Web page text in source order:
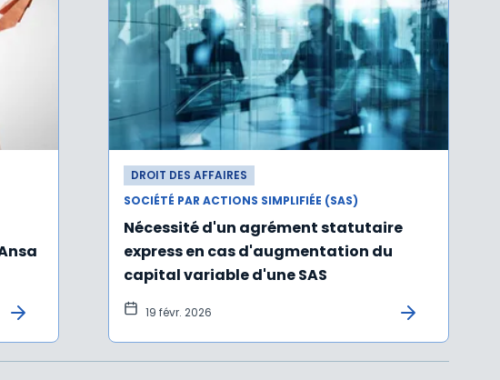
DROIT DES AFFAIRES
SOCIÉTÉ PAR ACTIONS SIMPLIFIÉE (SAS)
Nécessité d'un agrément statutaire
express en cas d'augmentation du
capital variable d'une SAS
19 févr. 2026